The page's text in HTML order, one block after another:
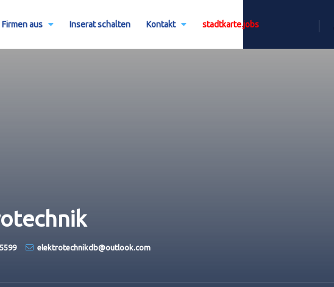
Firmen aus Inserat schalten Kontakt stadtkarte.jobs
elektrotechnikdb@outlook.com